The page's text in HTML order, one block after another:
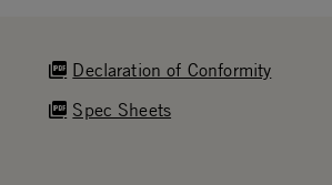
Declaration of Conformity
Spec Sheets